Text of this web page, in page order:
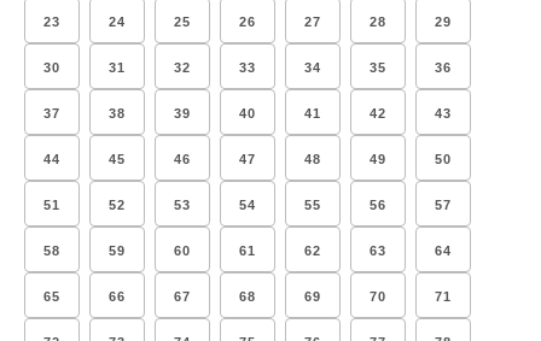
23 24 25 26 27 28 29
30 31 32 33 34 35 36
37 38 39 40 41 42 43
44 45 46 47 48 49 50
51 52 53 54 55 56 57
58 59 60 61 62 63 64
65 66 67 68 69 70 71